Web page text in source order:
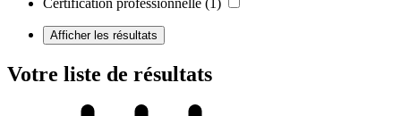
Certification professionnelle (1)
Afficher les résultats
Votre liste de résultats